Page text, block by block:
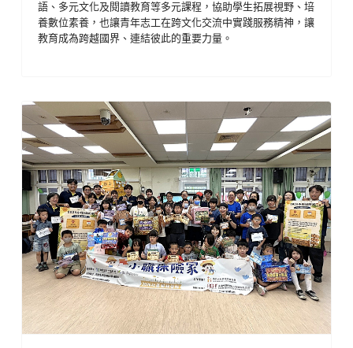
語、多元文化及閱讀教育等多元課程，協助學生拓展視野、培
養數位素養，也讓青年志工在跨文化交流中實踐服務精神，讓
教育成為跨越國界、連結彼此的重要力量。